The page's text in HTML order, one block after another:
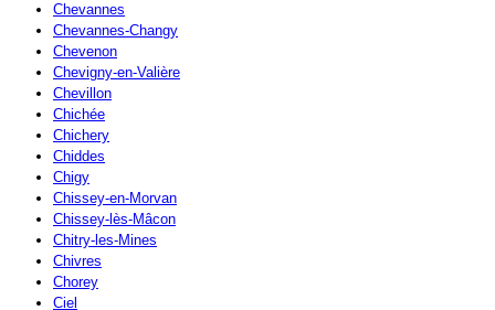
Chevannes
Chevannes-Changy
Chevenon
Chevigny-en-Valière
Chevillon
Chichée
Chichery
Chiddes
Chigy
Chissey-en-Morvan
Chissey-lès-Mâcon
Chitry-les-Mines
Chivres
Chorey
Ciel